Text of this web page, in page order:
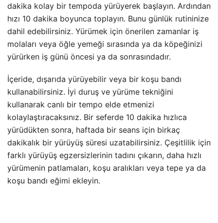
dakika kolay bir tempoda yürüyerek başlayın. Ardından
hızı 10 dakika boyunca toplayın. Bunu günlük rutininize
dahil edebilirsiniz. Yürümek için önerilen zamanlar iş
molaları veya öğle yemeği sırasında ya da köpeğinizi
yürürken iş günü öncesi ya da sonrasındadır.
İçeride, dışarıda yürüyebilir veya bir koşu bandı
kullanabilirsiniz. İyi duruş ve yürüme tekniğini
kullanarak canlı bir tempo elde etmenizi
kolaylaştıracaksınız. Bir seferde 10 dakika hızlıca
yürüdükten sonra, haftada bir seans için birkaç
dakikalık bir yürüyüş süresi uzatabilirsiniz. Çeşitlilik için
farklı yürüyüş egzersizlerinin tadını çıkarın, daha hızlı
yürümenin patlamaları, koşu aralıkları veya tepe ya da
koşu bandı eğimi ekleyin.